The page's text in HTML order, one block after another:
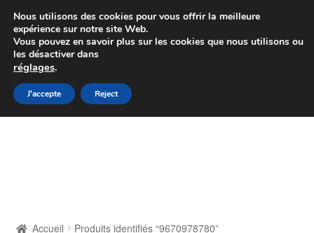
Colissimo livraison à partir de 7 EUR
Du lundi au vendredi de 9 h à 16 h
Aller
à
Aller
au
Accueil Produits identifiés “9670978780”
Nous utilisons des cookies pour vous offrir la meilleure
expérience sur notre site Web.
Vous pouvez en savoir plus sur les cookies que nous utilisons ou
les désactiver dans
réglages.
J'accepte Reject